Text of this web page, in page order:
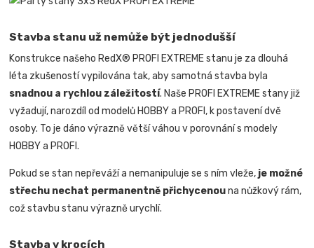
Stavba stanu už nemůže být jednodušší
Konstrukce našeho RedX® PROFI EXTREME stanu je za dlouhá
léta zkušeností vypilována tak, aby samotná stavba byla
snadnou a rychlou záležitostí. Naše PROFI EXTREME stany již
vyžadují, narozdíl od modelů HOBBY a PROFI, k postavení dvě
osoby. To je dáno výrazně větší váhou v porovnání s modely
HOBBY a PROFI.
Pokud se stan nepřeváží a nemanipuluje se s ním vleže, je možné
střechu nechat permanentně přichycenouna nůžkový rám,
což stavbu stanu výrazně urychlí.
Stavba v krocích